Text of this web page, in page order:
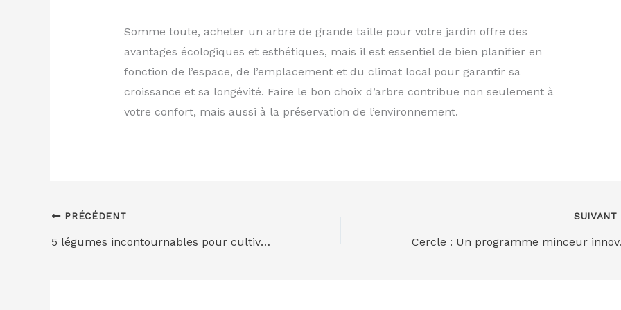
Somme toute, acheter un arbre de grande taille pour votre jardin offre des
avantages écologiques et esthétiques, mais il est essentiel de bien planifier en
fonction de l’espace, de l’emplacement et du climat local pour garantir sa
croissance et sa longévité. Faire le bon choix d’arbre contribue non seulement à
votre confort, mais aussi à la préservation de l’environnement.
PRÉCÉDENT
5 légumes incontournables pour cultiver son premier potager
SUIVANT
Cercle